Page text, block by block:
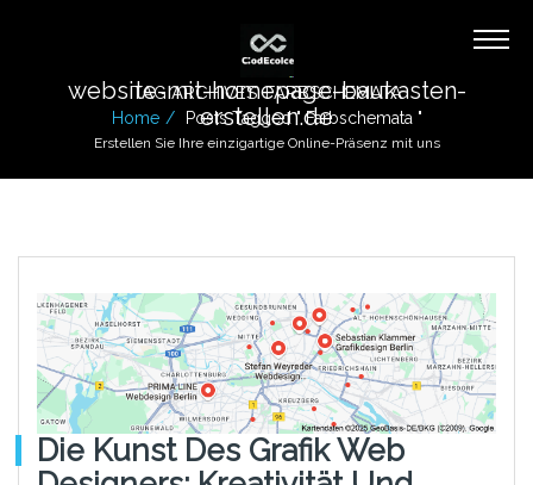
website-mit-homepage-baukasten-
erstellen.de
Erstellen Sie Ihre einzigartige Online-Präsenz mit uns
TAG ARCHIVES: FARBSCHEMATA
Home Posts Tagged " Farbschemata "
Die Kunst Des Grafik Web